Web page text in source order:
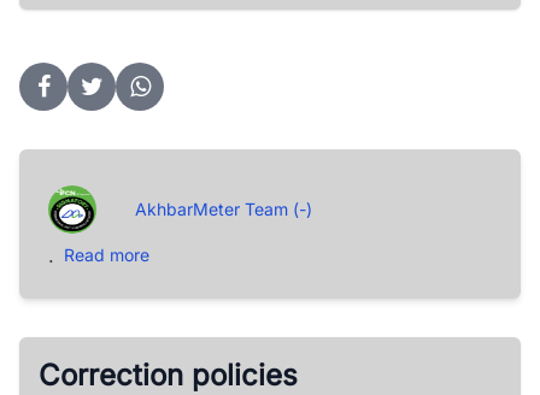
AkhbarMeter Team (-)
. Read more
Correction policies